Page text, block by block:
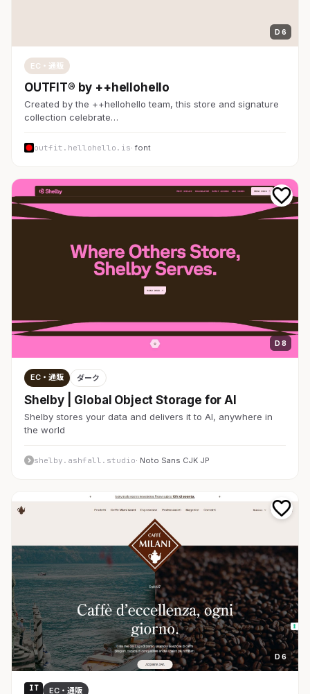
D 6
EC・通販
OUTFIT® by ++hellohello
Created by the ++hellohello team, this store and signature
collection celebrate…
outfit.hellohello.is· font
D 8
EC・通販 ダーク
Shelby | Global Object Storage for AI
Shelby stores your data and delivers it to AI, anywhere in
the world
shelby.ashfall.studio· Noto Sans CJK JP
D 6
IT EC・通販